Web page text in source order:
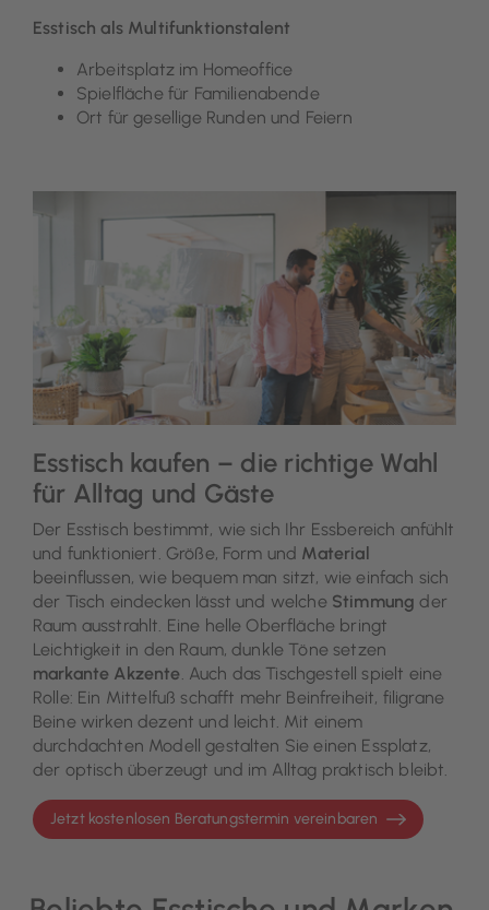
Esstisch als Multifunktionstalent
Arbeitsplatz im Homeoffice
Spielfläche für Familienabende
Ort für gesellige Runden und Feiern
Esstisch kaufen – die richtige Wahl
für Alltag und Gäste
Der Esstisch bestimmt, wie sich Ihr Essbereich anfühlt
und funktioniert. Größe, Form und Material
beeinflussen, wie bequem man sitzt, wie einfach sich
der Tisch eindecken lässt und welche Stimmung der
Raum ausstrahlt. Eine helle Oberfläche bringt
Leichtigkeit in den Raum, dunkle Töne setzen
markante Akzente. Auch das Tischgestell spielt eine
Rolle: Ein Mittelfuß schafft mehr Beinfreiheit, filigrane
Beine wirken dezent und leicht. Mit einem
durchdachten Modell gestalten Sie einen Essplatz,
der optisch überzeugt und im Alltag praktisch bleibt.
Jetzt kostenlosen Beratungstermin vereinbaren